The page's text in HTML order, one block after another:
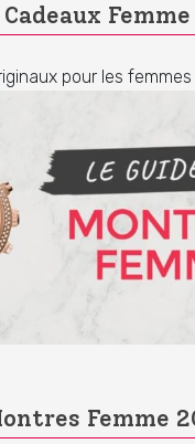
pour les femmes
Femme